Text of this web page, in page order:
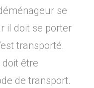
se
il doit se porter
transporté.
être
de transport.